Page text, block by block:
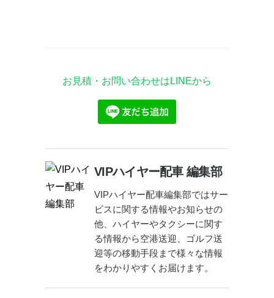
お見積・お問い合わせはLINEから
VIPハイヤー配車 編集部
VIPハイヤー配車編集部ではサー
ビスに関する情報やお知らせの
他、ハイヤーやタクシーに関す
る情報から空港送迎、ゴルフ送
迎等の移動手段まで様々な情報
をわかりやすくお届けます。